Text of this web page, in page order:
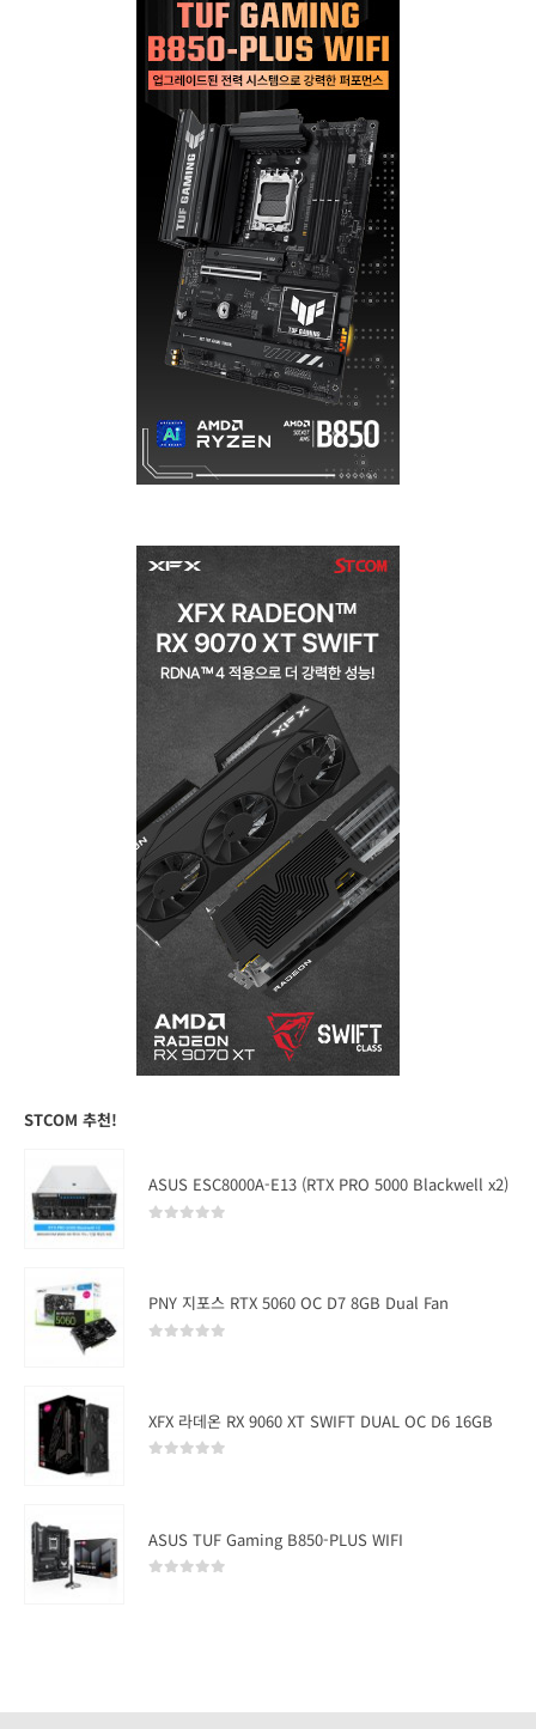
STCOM 추천!
ASUS ESC8000A-E13 (RTX PRO 5000 Blackwell x2)
PNY 지포스 RTX 5060 OC D7 8GB Dual Fan
XFX 라데온 RX 9060 XT SWIFT DUAL OC D6 16GB
ASUS TUF Gaming B850-PLUS WIFI